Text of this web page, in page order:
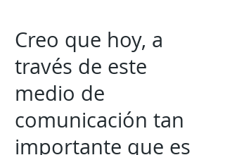
Creo que hoy, a
través de este
medio de
comunicación tan
importante que es